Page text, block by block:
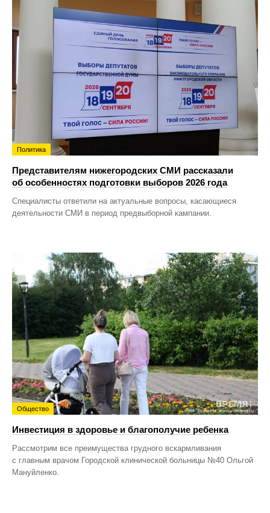
Политика
Представителям нижегородских СМИ рассказали
об особенностях подготовки выборов 2026 года
Специалисты ответили на актуальные вопросы, касающиеся
деятельности СМИ в период предвыборной кампании.
Общество
Инвестиция в здоровье и благополучие ребенка
Рассмотрим все преимущества грудного вскармливания
с главным врачом Городской клинической больницы №40 Ольгой
Мануйленко.